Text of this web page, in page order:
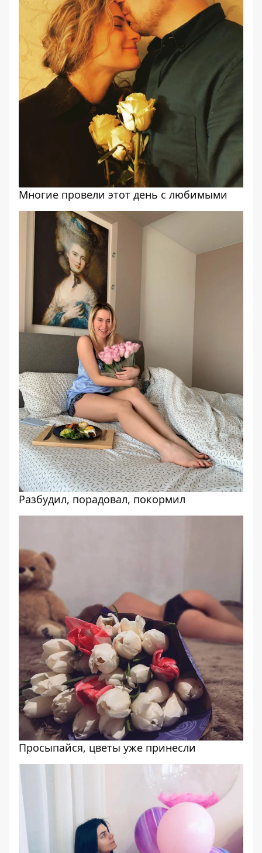
Многие провели этот день с любимыми
Разбудил, порадовал, покормил
Просыпайся, цветы уже принесли